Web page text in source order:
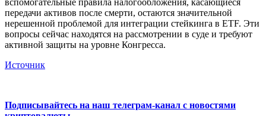
вспомогательные правила налогообложения, касающиеся
передачи активов после смерти, остаются значительной
нерешенной проблемой для интеграции стейкинга в ETF. Эти
вопросы сейчас находятся на рассмотрении в суде и требуют
активной защиты на уровне Конгресса.
Источник
Подписывайтесь на наш телеграм-канал с новостями